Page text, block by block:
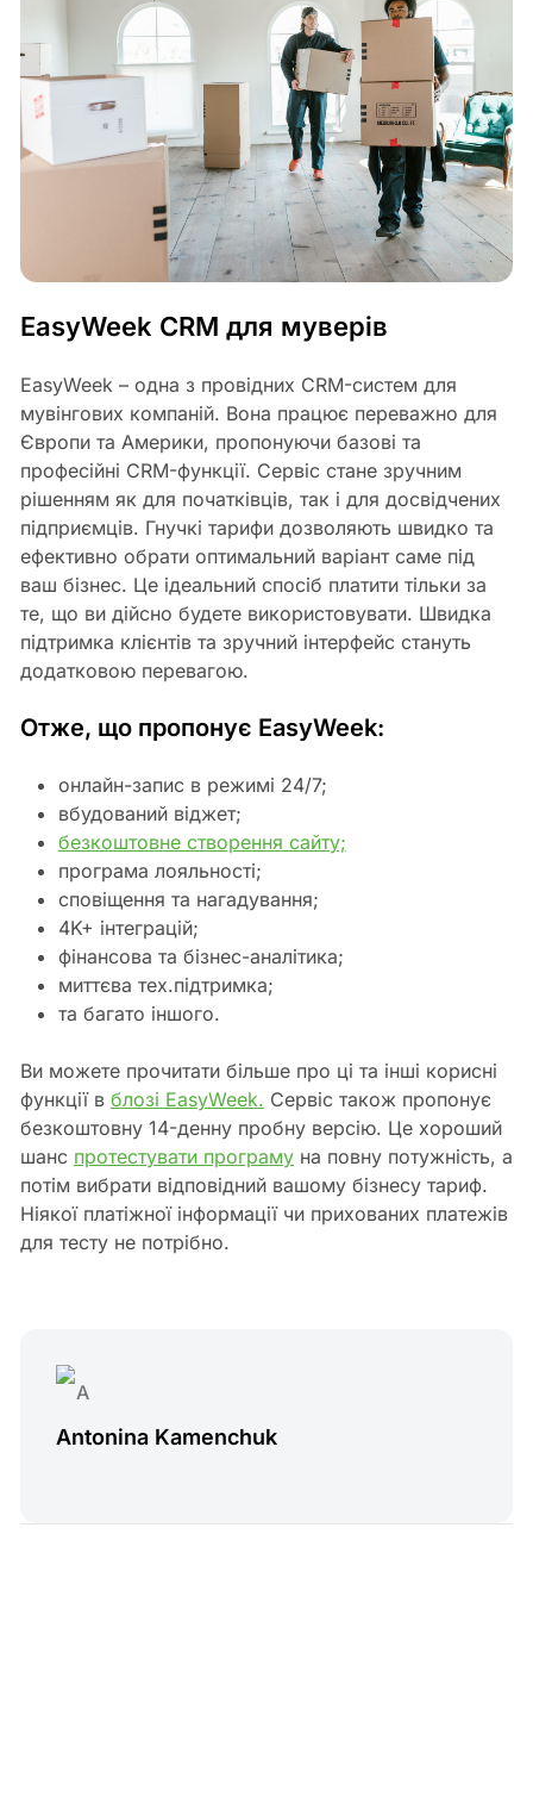
EasyWeek CRM для муверів
EasyWeek – одна з провідних CRM-систем для
мувінгових компаній. Вона працює переважно для
Європи та Америки, пропонуючи базові та
професійні CRM-функції. Сервіс стане зручним
рішенням як для початківців, так і для досвідчених
підприємців. Гнучкі тарифи дозволяють швидко та
ефективно обрати оптимальний варіант саме під
ваш бізнес. Це ідеальний спосіб платити тільки за
те, що ви дійсно будете використовувати. Швидка
підтримка клієнтів та зручний інтерфейс стануть
додатковою перевагою.
Отже, що пропонує EasyWeek:
онлайн-запис в режимі 24/7;
вбудований віджет;
безкоштовне створення сайту;
програма лояльності;
сповіщення та нагадування;
4K+ інтеграцій;
фінансова та бізнес-аналітика;
миттєва тех.підтримка;
та багато іншого.
Ви можете прочитати більше про ці та інші корисні
функції в блозі EasyWeek. Сервіс також пропонує
безкоштовну 14-денну пробну версію. Це хороший
шанс протестувати програмуна повну потужність, а
потім вибрати відповідний вашому бізнесу тариф.
Ніякої платіжної інформації чи прихованих платежів
для тесту не потрібно.
Antonina Kamenchuk